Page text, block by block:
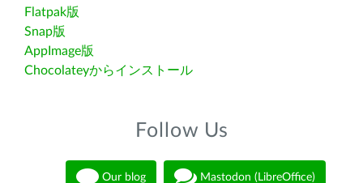
Flatpak版
Snap版
AppImage版
Chocolateyからインストール
Follow Us
Our blog Mastodon (LibreOffice)